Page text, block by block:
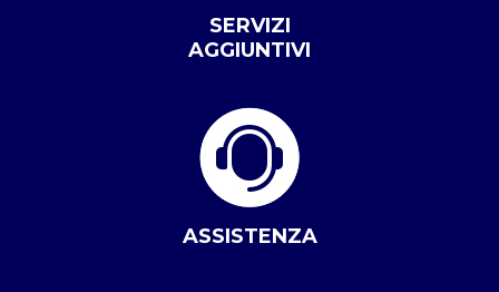
SERVIZI
AGGIUNTIVI
ASSISTENZA